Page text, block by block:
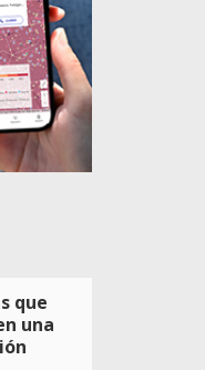
que
una